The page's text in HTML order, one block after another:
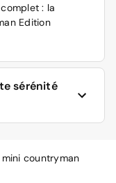
mini countryman
: la
Edition
sérénité
soit sur le plan